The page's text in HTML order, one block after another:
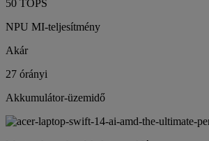
50 TOPS
NPU MI-teljesítmény
Akár
27 órányi
Akkumulátor-üzemidő